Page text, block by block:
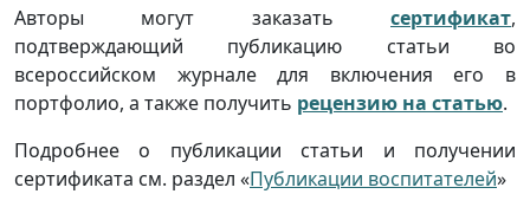
Авторы могут заказать сертификат,
подтверждающий публикацию статьи во
всероссийском журнале для включения его в
портфолио, а также получить рецензию на статью.
Подробнее о публикации статьи и получении
сертификата см. раздел «Публикации воспитателей»